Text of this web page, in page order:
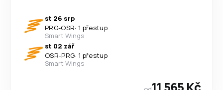
st 26 srp
PRG-OSR· 1 přestup
Smart Wings
st 02 zář
OSR-PRG· 1 přestup
Smart Wings